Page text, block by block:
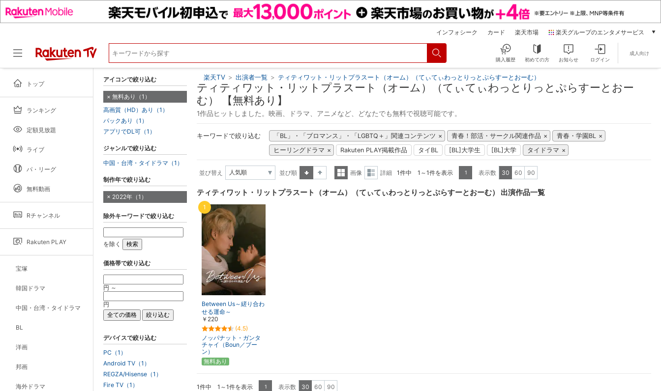
インフォシーク カード 楽天市場 楽天グループのエンタメサービス
本/ゲーム/CD/DVD
電子書籍
音楽配信
動画配信
購入履歴 初めての方 お知らせ ログイン
成人向け
トップ
ランキング
定額見放題
ライブ
パ・リーグ
無料動画
Rチャンネル
Rakuten PLAY
宝塚
韓国ドラマ
中国・台湾・タイドラマ
BL
洋画
邦画
海外ドラマ
楽天TV > 出演者一覧 > ティティワット・リットプラスート（オーム）（てぃてぃわっとりっとぷらすーとおーむ）
ティティワット・リットプラスート（オーム）（てぃてぃわっとりっとぷらすーとおー
む） 【無料あり】
1作品ヒットしました。映画、ドラマ、アニメなど、どなたでも無料で視聴可能です。
キーワードで絞り込む 「BL」・「ブロマンス」・「LGBTQ＋」関連コンテンツ 青春！部活・サークル関連作品
青春・学園BL
ヒーリングドラマ
Rakuten PLAY掲載作品 タイBL [BL]大学生 [BL]大学 タイドラマ
並び替え
並び順
表示
画像
表示
詳細 1件中 1～1件を表示 1 表示数 30 60 90
ティティワット・リットプラスート（オーム）（てぃてぃわっとりっとぷらすーとおーむ） 出演作品一覧
Between Us～縒り合わ
せる運命～
￥220
(4.5)
ノッパナット・ガンタ
チャイ（Boun／ブー
ン）
1
無料あり
1件中 1～1件を表示 1 表示数 30 60 90
アイコンで絞り込む
無料あり（1）
高画質（HD）あり（1）
パックあり（1）
アプリでDL可（1）
ジャンルで絞り込む
中国・台湾・タイドラマ（1）
制作年で絞り込む
2022年（1）
除外キーワードで絞り込む
を除く
価格帯で絞り込む
円 ～
円
デバイスで絞り込む
PC（1）
Android TV（1）
REGZA/Hisense（1）
Fire TV（1）